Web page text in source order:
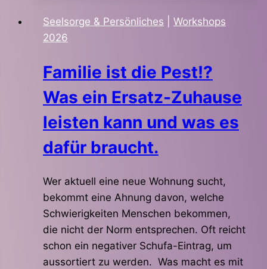
Seelsorge & Persönliches
Workshops
2026
Familie ist die Pest!?
Was ein Ersatz-Zuhause
leisten kann und was es
dafür braucht.
Wer aktuell eine neue Wohnung sucht,
bekommt eine Ahnung davon, welche
Schwierigkeiten Menschen bekommen,
die nicht der Norm entsprechen. Oft reicht
schon ein negativer Schufa-Eintrag, um
aussortiert zu werden. Was macht es mit